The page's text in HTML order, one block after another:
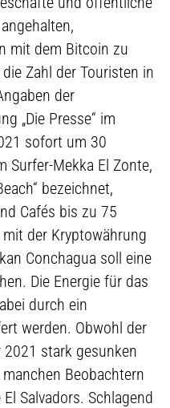
mit dem Bitcoin zu
Zahl der Touristen in
der
„Die Presse“ im
sofort um 30
Surfer-Mekka El Zonte,
bezeichnet,
Cafés bis zu 75
der Kryptowährung
Conchagua soll eine
Die Energie für das
durch ein
werden. Obwohl der
stark gesunken
Beobachtern
Salvadors. Schlagend